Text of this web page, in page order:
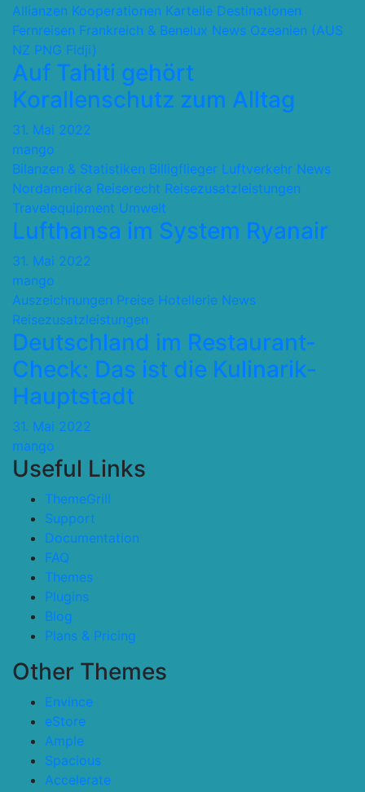
Allianzen Kooperationen Kartelle Destinationen
Fernreisen Frankreich & Benelux News Ozeanien (AUS
NZ PNG Fidji)
Auf Tahiti gehört
Korallenschutz zum Alltag
31. Mai 2022
mango
Bilanzen & Statistiken Billigflieger Luftverkehr News
Nordamerika Reiserecht Reisezusatzleistungen
Travelequipment Umwelt
Lufthansa im System Ryanair
31. Mai 2022
mango
Auszeichnungen Preise Hotellerie News
Reisezusatzleistungen
Deutschland im Restaurant-
Check: Das ist die Kulinarik-
Hauptstadt
31. Mai 2022
mango
Useful Links
ThemeGrill
Support
Documentation
FAQ
Themes
Plugins
Blog
Plans & Pricing
Other Themes
Envince
eStore
Ample
Spacious
Accelerate